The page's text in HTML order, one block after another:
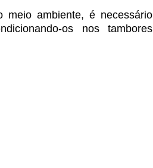
meio ambiente, é necessário
os nos tambores